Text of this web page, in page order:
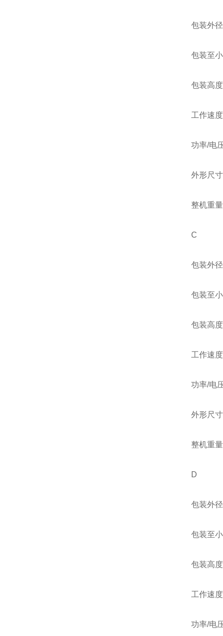
包装外径
包装至小
包装高度
工作速度
功率/电压
外形尺寸
整机重量
C
包装外径
包装至小
包装高度
工作速度
功率/电压
外形尺寸
整机重量
D
包装外径
包装至小
包装高度
工作速度
功率/电压